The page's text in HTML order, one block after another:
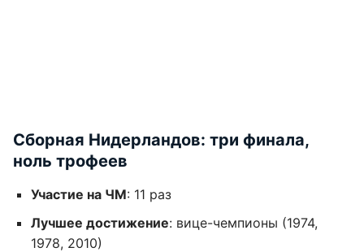
Сборная Нидерландов: три финала,
ноль трофеев
Участие на ЧМ: 11 раз
Лучшее достижение: вице-чемпионы (1974,
1978, 2010)